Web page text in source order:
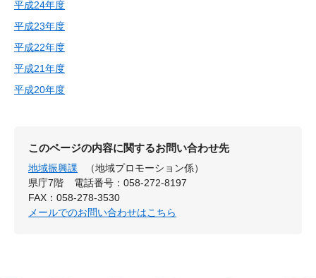
平成24年度
平成23年度
平成22年度
平成21年度
平成20年度
このページの内容に関するお問い合わせ先
地域振興課
（地域プロモーション係）
県庁7階
電話番号：058-272-8197
FAX：058-278-3530
メールでのお問い合わせはこちら